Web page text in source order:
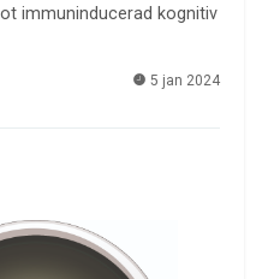
immuninducerad kognitiv
5 jan 2024